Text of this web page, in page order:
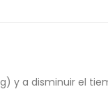
y a disminuir el